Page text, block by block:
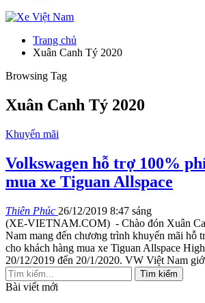
Trang chủ
Xuân Canh Tý 2020
Browsing Tag
Xuân Canh Tý 2020
Khuyến mãi
Volkswagen hỗ trợ 100%
mua xe Tiguan Allspace
Thiên Phúc 26/12/2019 8:47 sáng
(XE-VIETNAM.COM) - Chào đón Xuân
Nam mang đến chương trình khuyến mãi hỗ
cho khách hàng mua xe Tiguan Allspace
20/12/2019 đến 20/1/2020. VW Việt Nam
Bài viết mới